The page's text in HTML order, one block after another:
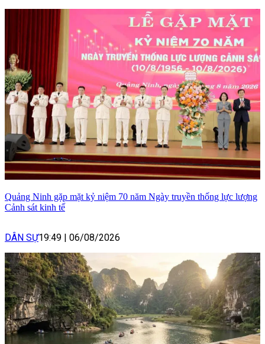
Quảng Ninh gặp mặt kỷ niệm 70 năm Ngày truyền thống lực lượng
Cảnh sát kinh tế
DÂN SỰ19:49 | 06/08/2026